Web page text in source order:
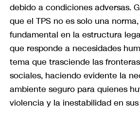
debido a condiciones adversas.
que el TPS no es solo una
fundamental en la estructura
que responde a necesidades
tema que trasciende las
sociales, haciendo evidente la
ambiente seguro para quienes
violencia y la inestabilidad en